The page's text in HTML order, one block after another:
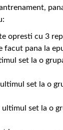
opresti cu 3
facut pana la
set la o
set la o
set la o